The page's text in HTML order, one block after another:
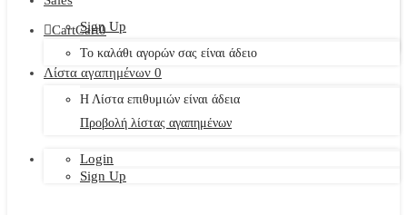
Sign Up
CartCart0
Το καλάθι αγορών σας είναι άδειο
Λίστα αγαπημένων 0
Η Λίστα επιθυμιών είναι άδεια
Προβολή λίστας αγαπημένων
Login
Sign Up